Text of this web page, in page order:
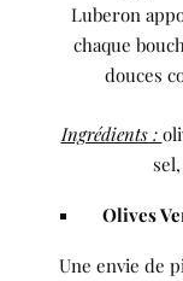
Luberon
chaque
douces
Ingrédients :
Olives
Une envie de